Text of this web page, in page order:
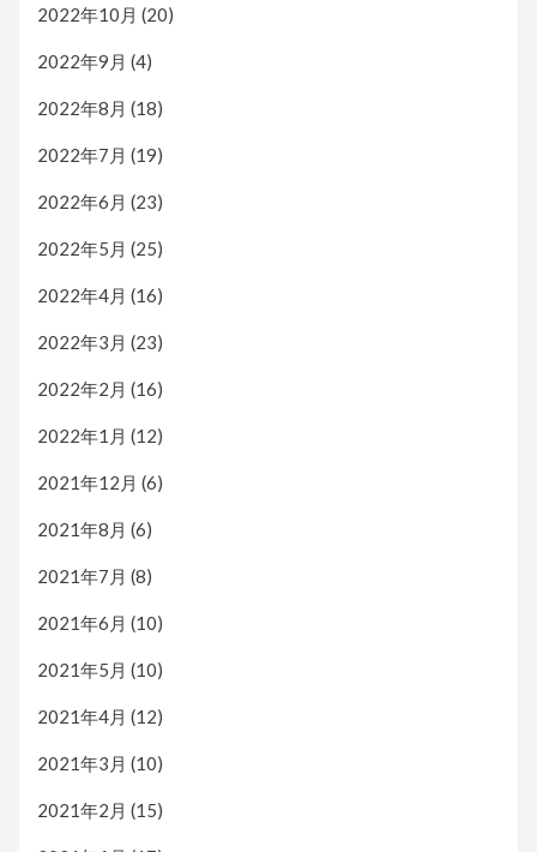
2022年10月 (20)
2022年9月 (4)
2022年8月 (18)
2022年7月 (19)
2022年6月 (23)
2022年5月 (25)
2022年4月 (16)
2022年3月 (23)
2022年2月 (16)
2022年1月 (12)
2021年12月 (6)
2021年8月 (6)
2021年7月 (8)
2021年6月 (10)
2021年5月 (10)
2021年4月 (12)
2021年3月 (10)
2021年2月 (15)